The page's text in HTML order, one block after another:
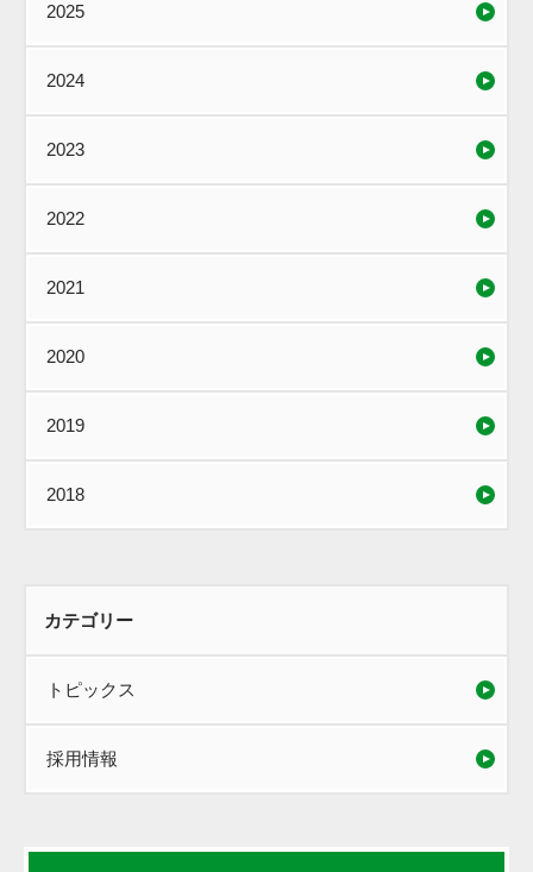
2025
2024
2023
2022
2021
2020
2019
2018
カテゴリー
トピックス
採用情報